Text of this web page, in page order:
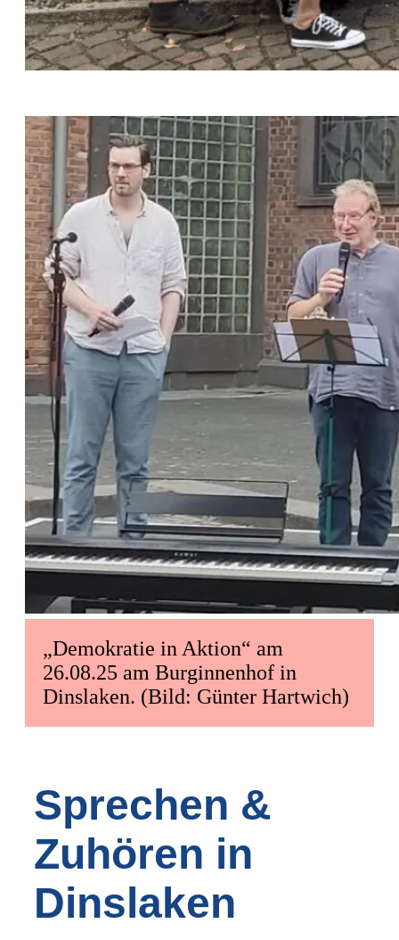
„Demokratie in Aktion“ am
26.08.25 am Burginnenhof in
Dinslaken. (Bild: Günter Hartwich)
Sprechen &
Zuhören in
Dinslaken